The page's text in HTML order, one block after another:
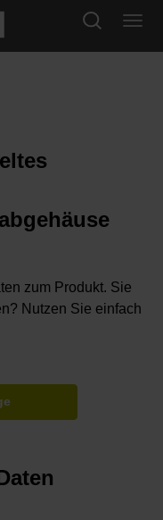
zum Produkt. Sie
Nutzen Sie einfach